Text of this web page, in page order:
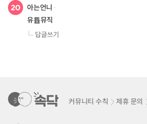
아는언니
유튭뮤직
답글쓰기
커뮤니티 수칙 제휴 문의